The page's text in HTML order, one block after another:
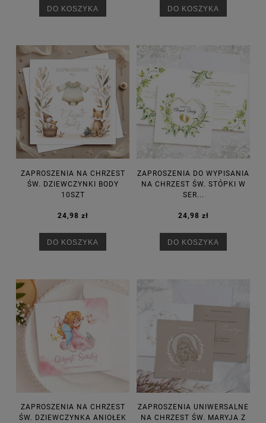
DO KOSZYKA DO KOSZYKA
ZAPROSZENIA NA CHRZEST
ŚW. DZIEWCZYNKI BODY
10SZT
24,98 zł
DO KOSZYKA
ZAPROSZENIA DO WYPISANIA
NA CHRZEST ŚW. STÓPKI W
SER...
24,98 zł
DO KOSZYKA
ZAPROSZENIA NA CHRZEST
ŚW. DZIEWCZYNKA ANIOŁEK
ZAPROSZENIA UNIWERSALNE
NA CHRZEST ŚW. MARYJA Z